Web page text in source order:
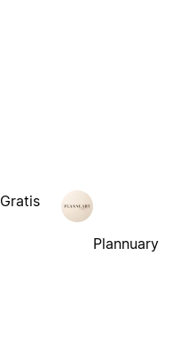
Gratis
Plannuary